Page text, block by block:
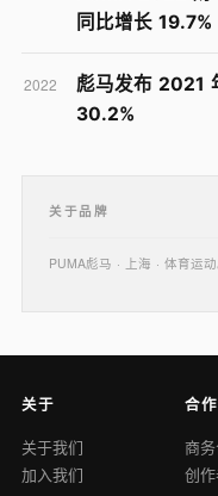
同比增长 19.7%
2022
彪马发布 2021
30.2%
关于品牌
PUMA彪马 · 上海 · 体育运
关于
关于我们
加入我们
合作
商
创